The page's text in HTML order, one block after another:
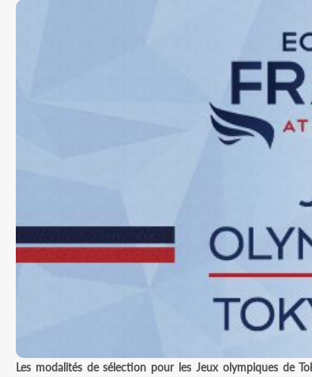
Les modalités de sélection pour les Jeux olympiques de